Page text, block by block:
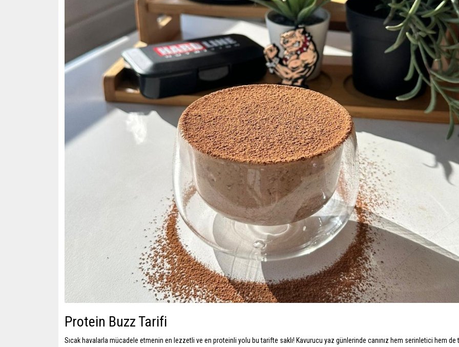
Protein Buzz Tarifi
Sıcak havalarla mücadele etmenin en lezzetli ve en proteinli yolu bu tarifte saklı! Kavurucu yaz günlerinde canınız hem serinletici hem de